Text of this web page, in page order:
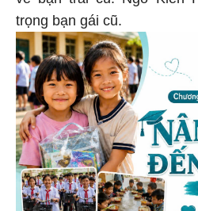
trọng bạn gái cũ.